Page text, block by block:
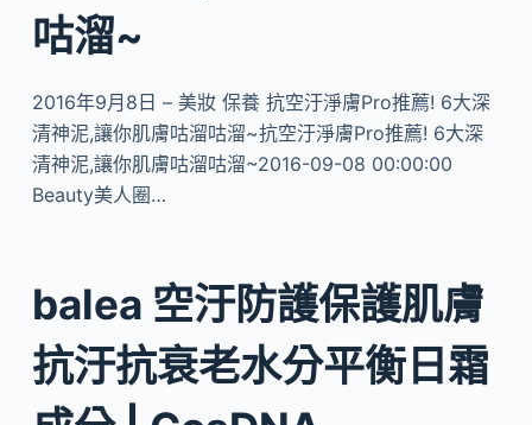
咕溜~
2016年9月8日 – 美妝 保養 抗空汙淨膚Pro推薦! 6大深
清神泥,讓你肌膚咕溜咕溜~抗空汙淨膚Pro推薦! 6大深
清神泥,讓你肌膚咕溜咕溜~2016-09-08 00:00:00
Beauty美人圈…
balea 空汙防護保護肌膚
抗汙抗衰老水分平衡日霜